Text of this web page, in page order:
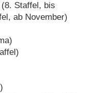
(8. Staffel, bis
ab November)